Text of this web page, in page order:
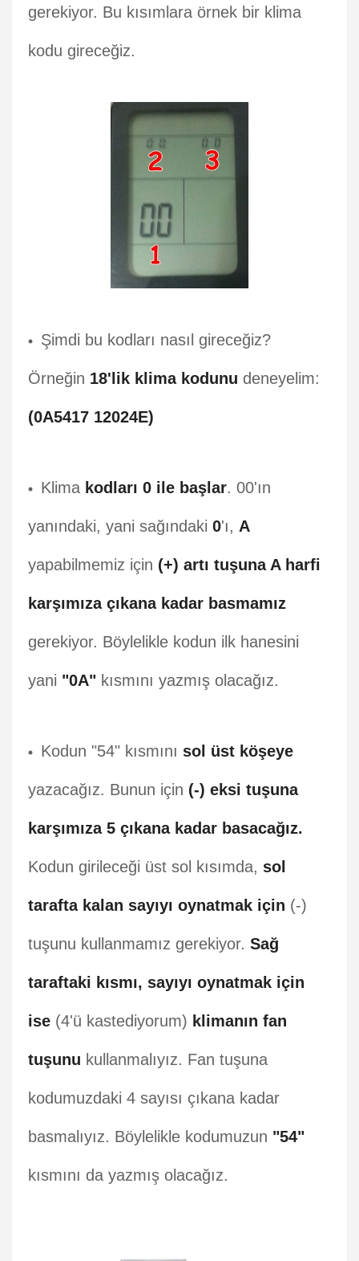
gerekiyor. Bu kısımlara örnek bir klima
kodu gireceğiz.
Şimdi bu kodları nasıl gireceğiz?
Örneğin 18'lik klima kodunu deneyelim:
(0A5417 12024E)
Klima kodları 0 ile başlar. 00'ın
yanındaki, yani sağındaki 0'ı, A
yapabilmemiz için (+) artı tuşuna A harfi
karşımıza çıkana kadar basmamız
gerekiyor. Böylelikle kodun ilk hanesini
yani "0A" kısmını yazmış olacağız.
Kodun "54" kısmını sol üst köşeye
yazacağız. Bunun için (-) eksi tuşuna
karşımıza 5 çıkana kadar basacağız.
Kodun girileceği üst sol kısımda, sol
tarafta kalan sayıyı oynatmak için (-)
tuşunu kullanmamız gerekiyor. Sağ
taraftaki kısmı, sayıyı oynatmak için
ise (4'ü kastediyorum) klimanın fan
tuşunu kullanmalıyız. Fan tuşuna
kodumuzdaki 4 sayısı çıkana kadar
basmalıyız. Böylelikle kodumuzun "54"
kısmını da yazmış olacağız.